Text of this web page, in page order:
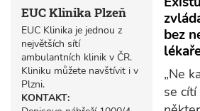
EUC Klinika Plzeň
EUC Klinika je jednou z
největších sítí
ambulantních klinik v ČR.
Kliniku můžete navštívit i v
Plzni.
KONTAKT:
bez
„Ne
se